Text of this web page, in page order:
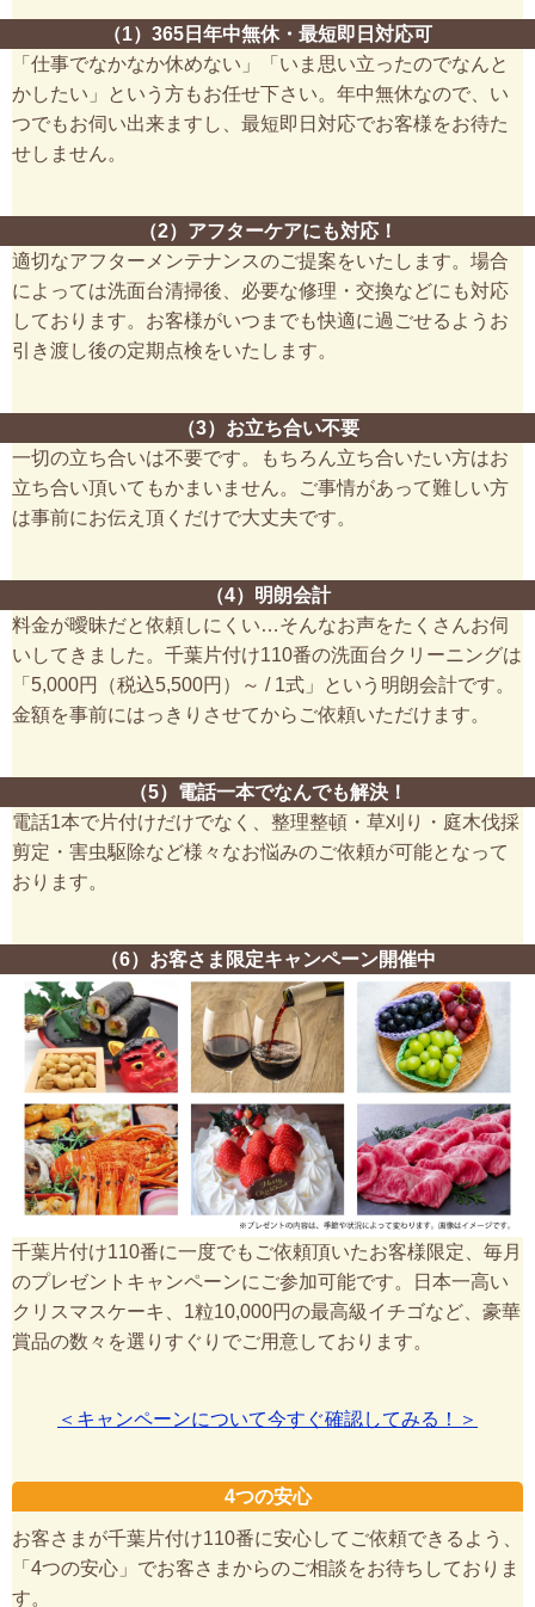
（1）365日年中無休・最短即日対応可
「仕事でなかなか休めない」「いま思い立ったのでなんと
かしたい」という方もお任せ下さい。年中無休なので、い
つでもお伺い出来ますし、最短即日対応でお客様をお待た
せしません。
（2）アフターケアにも対応！
適切なアフターメンテナンスのご提案をいたします。場合
によっては洗面台清掃後、必要な修理・交換などにも対応
しております。お客様がいつまでも快適に過ごせるようお
引き渡し後の定期点検をいたします。
（3）お立ち合い不要
一切の立ち合いは不要です。もちろん立ち合いたい方はお
立ち合い頂いてもかまいません。ご事情があって難しい方
は事前にお伝え頂くだけで大丈夫です。
（4）明朗会計
料金が曖昧だと依頼しにくい…そんなお声をたくさんお伺
いしてきました。千葉片付け110番の洗面台クリーニングは
「5,000円（税込5,500円）～ / 1式」という明朗会計です。
金額を事前にはっきりさせてからご依頼いただけます。
（5）電話一本でなんでも解決！
電話1本で片付けだけでなく、整理整頓・草刈り・庭木伐採
剪定・害虫駆除など様々なお悩みのご依頼が可能となって
おります。
（6）お客さま限定キャンペーン開催中
千葉片付け110番に一度でもご依頼頂いたお客様限定、毎月
のプレゼントキャンペーンにご参加可能です。日本一高い
クリスマスケーキ、1粒10,000円の最高級イチゴなど、豪華
賞品の数々を選りすぐりでご用意しております。
＜キャンペーンについて今すぐ確認してみる！＞
4つの安心
お客さまが千葉片付け110番に安心してご依頼できるよう、
「4つの安心」でお客さまからのご相談をお待ちしておりま
す。